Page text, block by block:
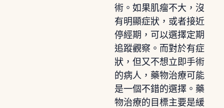
術。如果肌瘤不大，沒
有明顯症狀，或者接近
停經期，可以選擇定期
追蹤觀察。而對於有症
狀，但又不想立即手術
的病人，藥物治療可能
是一個不錯的選擇。藥
物治療的目標主要是緩